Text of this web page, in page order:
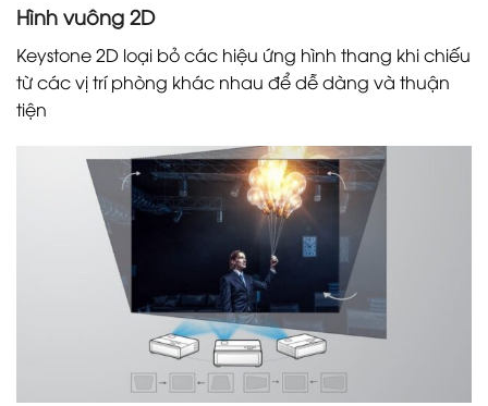
Hình vuông 2D
Keystone 2D loại bỏ các hiệu ứng hình thang khi chiếu
từ các vị trí phòng khác nhau để dễ dàng và thuận
tiện